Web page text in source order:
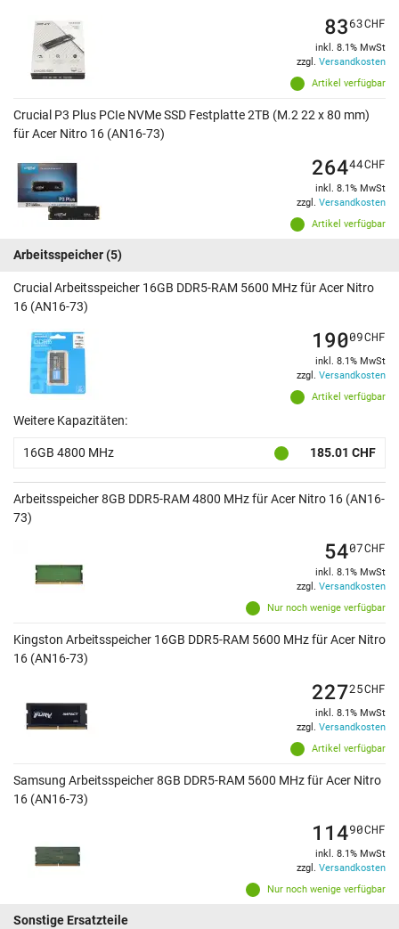
Artikel verfügbar
8363CHF
inkl. 8.1% MwSt
zzgl. Versandkosten
Crucial P3 Plus PCIe NVMe SSD Festplatte 2TB (M.2 22 x 80 mm)
für Acer Nitro 16 (AN16-73)
Artikel verfügbar
26444CHF
inkl. 8.1% MwSt
zzgl. Versandkosten
Arbeitsspeicher(5)
Crucial Arbeitsspeicher 16GB DDR5-RAM 5600 MHz für Acer Nitro
16 (AN16-73)
Artikel verfügbar
19009CHF
inkl. 8.1% MwSt
zzgl. Versandkosten
Weitere Kapazitäten:
16GB 4800 MHz 185.01 CHF
Arbeitsspeicher 8GB DDR5-RAM 4800 MHz für Acer Nitro 16 (AN16-
73)
Nur noch wenige verfügbar
5407CHF
inkl. 8.1% MwSt
zzgl. Versandkosten
Kingston Arbeitsspeicher 16GB DDR5-RAM 5600 MHz für Acer Nitro
16 (AN16-73)
Artikel verfügbar
22725CHF
inkl. 8.1% MwSt
zzgl. Versandkosten
Samsung Arbeitsspeicher 8GB DDR5-RAM 5600 MHz für Acer Nitro
16 (AN16-73)
Nur noch wenige verfügbar
11490CHF
inkl. 8.1% MwSt
zzgl. Versandkosten
Sonstige Ersatzteile